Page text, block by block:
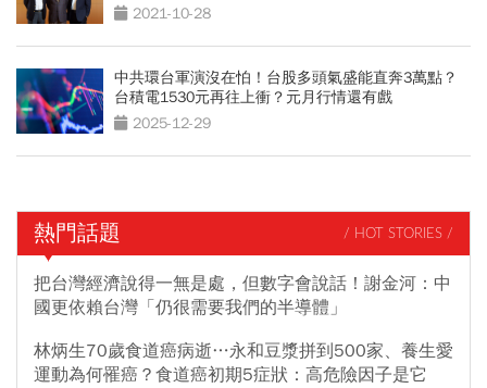
2021-10-28
中共環台軍演沒在怕！台股多頭氣盛能直奔3萬點？
台積電1530元再往上衝？元月行情還有戲
2025-12-29
熱門話題 / HOT STORIES /
把台灣經濟說得一無是處，但數字會說話！謝金河：中
國更依賴台灣「仍很需要我們的半導體」
林炳生70歲食道癌病逝…永和豆漿拼到500家、養生愛
運動為何罹癌？食道癌初期5症狀：高危險因子是它